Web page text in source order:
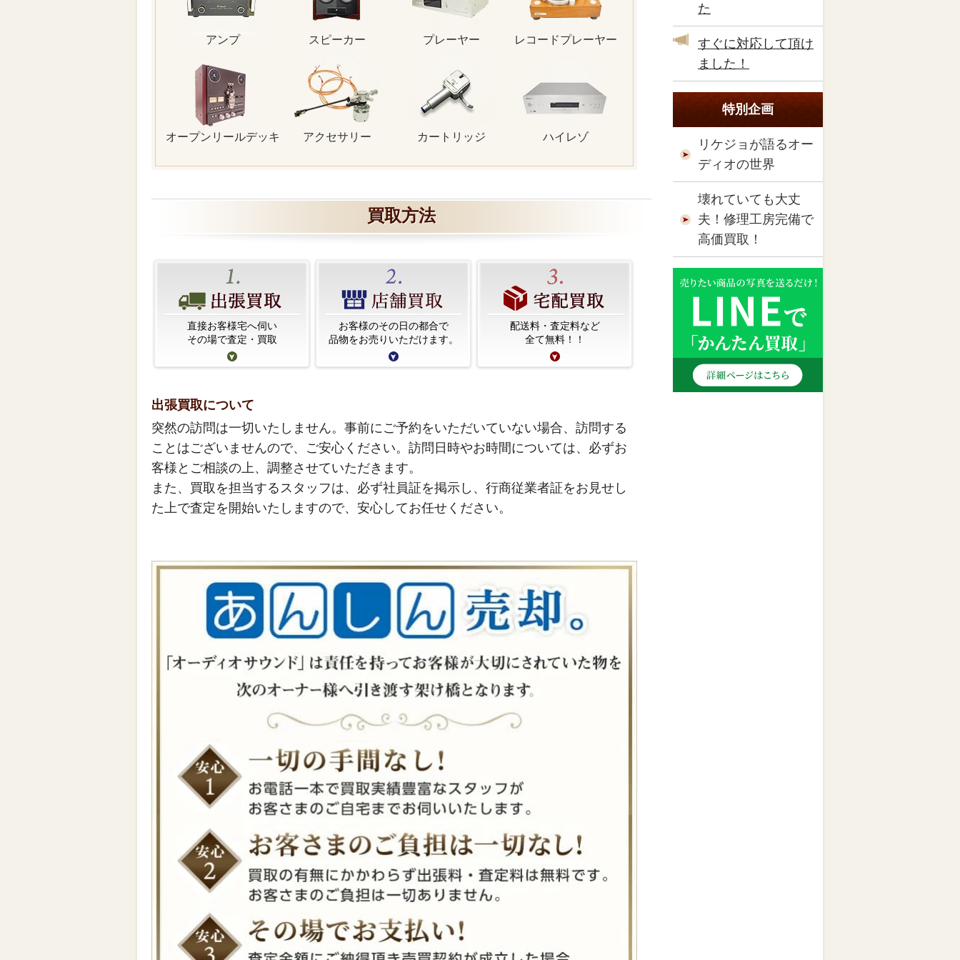
アンプ スピーカー プレーヤー レコードプレーヤー
オープンリールデッキ アクセサリー カートリッジ ハイレゾ
買取方法
直接お客様宅へ伺い
その場で査定・買取
お客様のその日の都合で
品物をお売りいただけます。
配送料・査定料など
全て無料！！
出張買取について
突然の訪問は一切いたしません。事前にご予約をいただいていない場合、訪問する
ことはございませんので、ご安心ください。訪問日時やお時間については、必ずお
客様とご相談の上、調整させていただきます。
また、買取を担当するスタッフは、必ず社員証を掲示し、行商従業者証をお見せし
た上で査定を開始いたしますので、安心してお任せください。
た
すぐに対応して頂け
ました！
特別企画
リケジョが語るオー
ディオの世界
壊れていても大丈
夫！修理工房完備で
高価買取！